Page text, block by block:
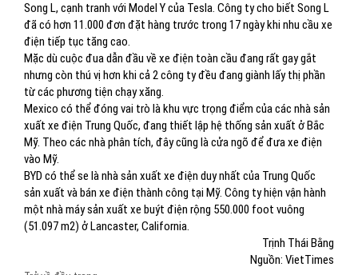
Song L, cạnh tranh với Model Y của Tesla. Công ty cho biết Song L
đã có hơn 11.000 đơn đặt hàng trước trong 17 ngày khi nhu cầu xe
điện tiếp tục tăng cao.
Mặc dù cuộc đua dẫn đầu về xe điện toàn cầu đang rất gay gắt
nhưng còn thú vị hơn khi cả 2 công ty đều đang giành lấy thị phần
từ các phương tiện chạy xăng.
Mexico có thể đóng vai trò là khu vực trọng điểm của các nhà sản
xuất xe điện Trung Quốc, đang thiết lập hệ thống sản xuất ở Bắc
Mỹ. Theo các nhà phân tích, đây cũng là cửa ngõ để đưa xe điện
vào Mỹ.
BYD có thể se là nhà sản xuất xe điện duy nhất của Trung Quốc
sản xuất và bán xe điện thành công tại Mỹ. Công ty hiện vận hành
một nhà máy sản xuất xe buýt điện rộng 550.000 foot vuông
(51.097 m2) ở Lancaster, California.
Trịnh Thái Bằng
Nguồn: VietTimes